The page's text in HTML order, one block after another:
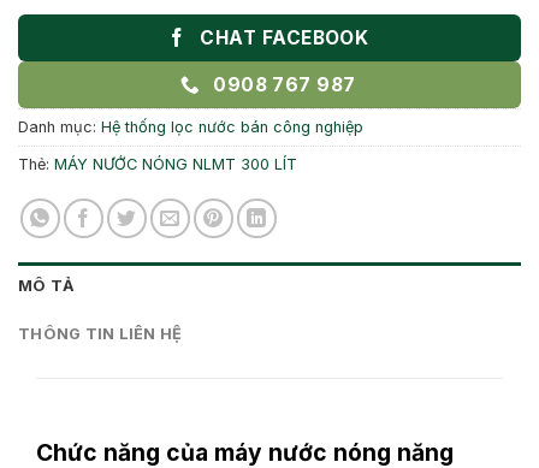
CHAT FACEBOOK
0908 767 987
Danh mục: Hệ thống lọc nước bán công nghiệp
Thẻ: MÁY NƯỚC NÓNG NLMT 300 LÍT
MÔ TẢ
THÔNG TIN LIÊN HỆ
Chức năng của máy nước nóng năng